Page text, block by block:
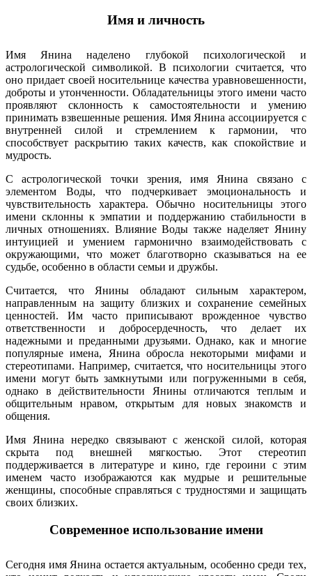
Имя и личность
Имя Янина наделено глубокой психологической и
астрологической символикой. В психологии считается, что
оно придает своей носительнице качества уравновешенности,
доброты и утонченности. Обладательницы этого имени часто
проявляют склонность к самостоятельности и умению
принимать взвешенные решения. Имя Янина ассоциируется с
внутренней силой и стремлением к гармонии, что
способствует раскрытию таких качеств, как спокойствие и
мудрость.
С астрологической точки зрения, имя Янина связано с
элементом Воды, что подчеркивает эмоциональность и
чувствительность характера. Обычно носительницы этого
имени склонны к эмпатии и поддержанию стабильности в
личных отношениях. Влияние Воды также наделяет Янину
интуицией и умением гармонично взаимодействовать с
окружающими, что может благотворно сказываться на ее
судьбе, особенно в области семьи и дружбы.
Считается, что Янины обладают сильным характером,
направленным на защиту близких и сохранение семейных
ценностей. Им часто приписывают врожденное чувство
ответственности и добросердечность, что делает их
надежными и преданными друзьями. Однако, как и многие
популярные имена, Янина обросла некоторыми мифами и
стереотипами. Например, считается, что носительницы этого
имени могут быть замкнутыми или погруженными в себя,
однако в действительности Янины отличаются теплым и
общительным нравом, открытым для новых знакомств и
общения.
Имя Янина нередко связывают с женской силой, которая
скрыта под внешней мягкостью. Этот стереотип
поддерживается в литературе и кино, где героини с этим
именем часто изображаются как мудрые и решительные
женщины, способные справляться с трудностями и защищать
своих близких.
Современное использование имени
Сегодня имя Янина остается актуальным, особенно среди тех,